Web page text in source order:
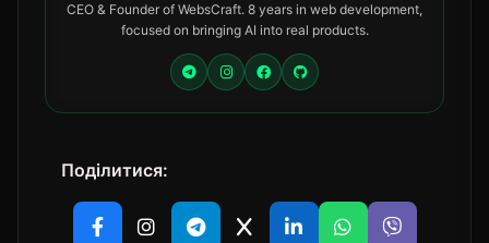
CEO & Founder of WebsCraft. 8 years in web development,
focused on bringing AI into real products.
Поділитися: